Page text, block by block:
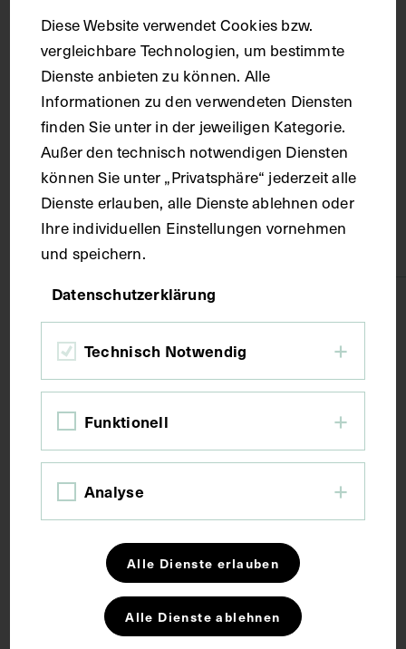
Russische Föderation
Material
Papier
Technik
Fotografie
Bildmaß 7,8 x 10,8 cm
Erster Weltkrieg Fotoalbum
Fotografie
Diese Website verwendet Cookies bzw.
vergleichbare Technologien, um bestimmte
Dienste anbieten zu können. Alle
Informationen zu den verwendeten Diensten
finden Sie unter in der jeweiligen Kategorie.
Außer den technisch notwendigen Diensten
können Sie unter „Privatsphäre“ jederzeit alle
Dienste erlauben, alle Dienste ablehnen oder
Ihre individuellen Einstellungen vornehmen
und speichern.
Datenschutzerklärung
Technisch Notwendig
Funktionell
Analyse
Alle Dienste erlauben
Alle Dienste ablehnen